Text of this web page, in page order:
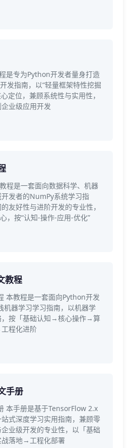
是专为Python开发者量身打造
发指南，以“轻量框架特性挖掘
定位，兼顾系统性与实用性，
业级应用开发
程是一套面向数据科学、机器
发者的NumPy系统学习指
友好性与进阶开发的专业性，
，按“认知-操作-应用-优化”
教程
本教程是一套面向Python开发
器学习学习指南，以机器学
，按「基础认知→核心操作→算
程化进阶
手册
本手册是基于TensorFlow 2.x
式深度学习实用指南，兼顾零
业级开发的专业性，以「基础
落地→工程化部署